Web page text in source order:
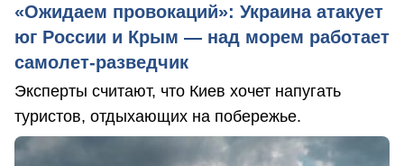
«Ожидаем провокаций»: Украина атакует
юг России и Крым — над морем работает
самолет-разведчик
Эксперты считают, что Киев хочет напугать
туристов, отдыхающих на побережье.